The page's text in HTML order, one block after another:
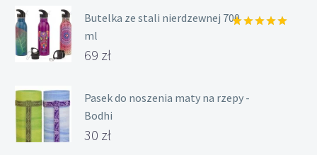
Butelka ze stali nierdzewnej 700
ml
69 zł
Pasek do noszenia maty na rzepy -
Bodhi
30 zł